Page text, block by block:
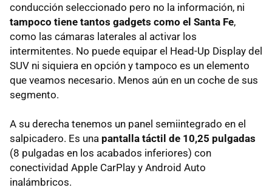
conducción seleccionado pero no la información, ni
tampoco tiene tantos gadgets como el Santa Fe,
como las cámaras laterales al activar los
intermitentes. No puede equipar el Head-Up Display del
SUV ni siquiera en opción y tampoco es un elemento
que veamos necesario. Menos aún en un coche de sus
segmento.
A su derecha tenemos un panel semiintegrado en el
salpicadero. Es una pantalla táctil de 10,25 pulgadas
(8 pulgadas en los acabados inferiores) con
conectividad Apple CarPlay y Android Auto
inalámbricos.